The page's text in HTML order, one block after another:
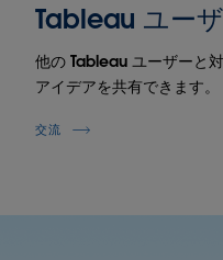
Tableau ユー
他の Tableau ユーザーと
アイデアを共有できます。
交流